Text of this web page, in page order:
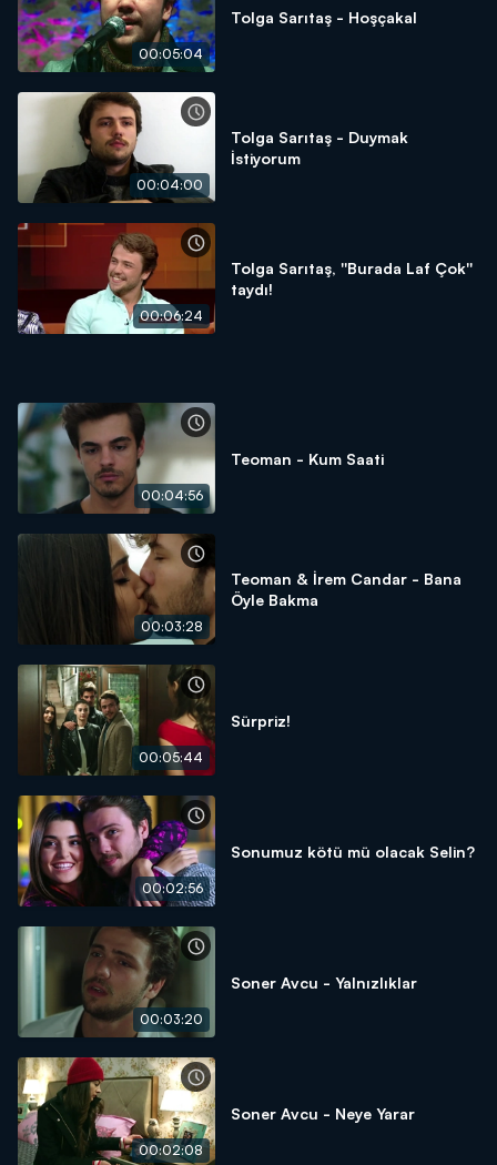
00:05:04
Tolga Sarıtaş - Hoşçakal
00:04:00
Tolga Sarıtaş - Duymak
İstiyorum
00:06:24
Tolga Sarıtaş, ''Burada Laf Çok''
taydı!
00:04:56
Teoman - Kum Saati
00:03:28
Teoman & İrem Candar - Bana
Öyle Bakma
00:05:44
Sürpriz!
00:02:56
Sonumuz kötü mü olacak Selin?
00:03:20
Soner Avcu - Yalnızlıklar
00:02:08
Soner Avcu - Neye Yarar